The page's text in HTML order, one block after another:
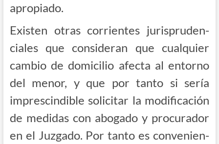
apropiado.
Exis­ten otras corrien­tes juris­pru­den­
cia­les que con­si­de­ran que cual­quier
cam­bio de domi­ci­lio afec­ta al entorno
del menor, y que por tan­to si sería
impres­cin­di­ble soli­ci­tar la modi­fi­ca­ción
de medi­das con abo­ga­do y pro­cu­ra­dor
en el Juz­ga­do. Por tan­to es con­ve­nien­